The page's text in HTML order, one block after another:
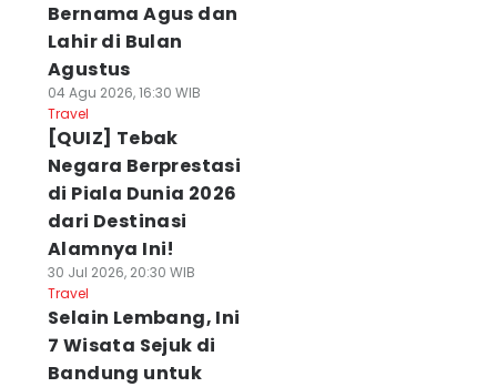
Bernama Agus dan
Lahir di Bulan
Agustus
04 Agu 2026, 16:30 WIB
Travel
[QUIZ] Tebak
Negara Berprestasi
di Piala Dunia 2026
dari Destinasi
Alamnya Ini!
30 Jul 2026, 20:30 WIB
Travel
Selain Lembang, Ini
7 Wisata Sejuk di
Bandung untuk